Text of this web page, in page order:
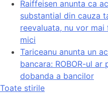
Raiffeisen anunta ca
substantial din cauza
reevaluata, nu vor
mici
Tariceanu anunta un
bancara: ROBOR-ul
dobanda a bancilor
Toate stirile